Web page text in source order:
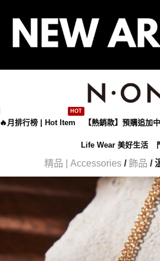
🔥月排行榜 | Hot Item 【熱銷款】預購追加中
Life Wear 美好生活
精品 | Accessories /飾品 /